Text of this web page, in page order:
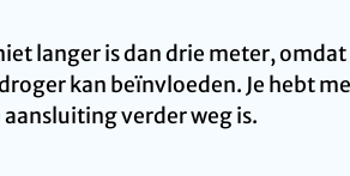
langer is dan drie meter, omdat
kan beïnvloeden. Je hebt
verder weg is.